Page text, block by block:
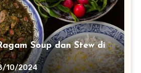
Soup dan Stew di
10/2024